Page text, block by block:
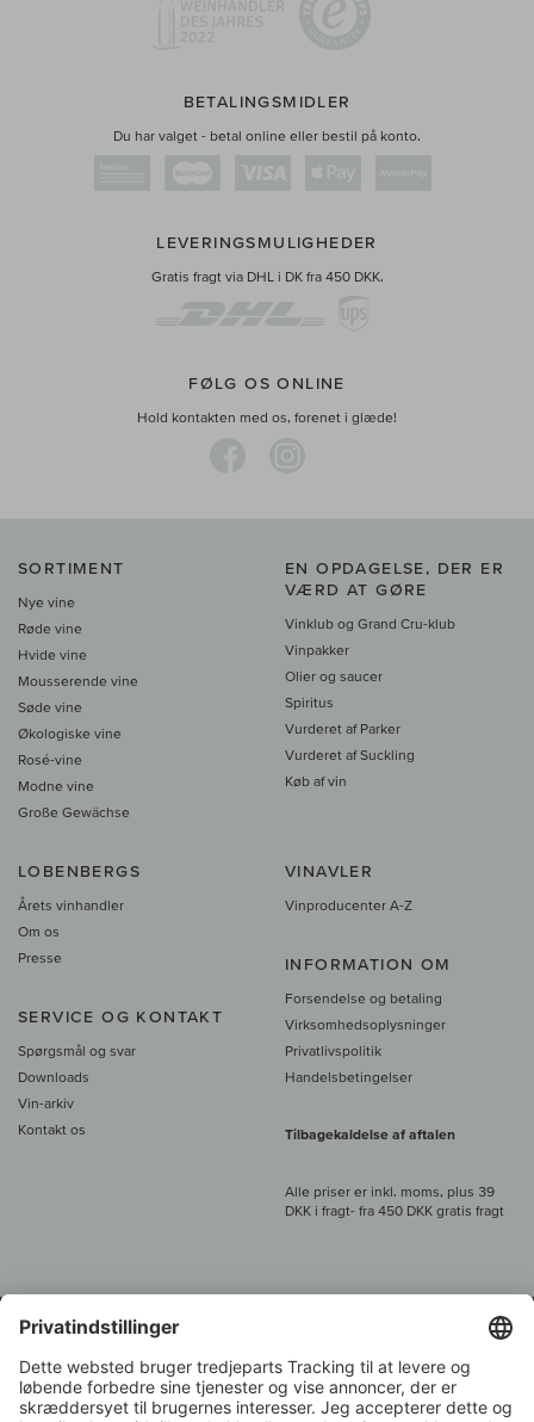
BETALINGSMIDLER
Du har valget - betal online eller bestil på konto.
LEVERINGSMULIGHEDER
Gratis fragt via DHL i DK fra 450 DKK.
FØLG OS ONLINE
Hold kontakten med os, forenet i glæde!
SORTIMENT
Nye vine
Røde vine
Hvide vine
Mousserende vine
Søde vine
Økologiske vine
Rosé-vine
Modne vine
Große Gewächse
EN OPDAGELSE, DER ER
VÆRD AT GØRE
Vinklub og Grand Cru-klub
Vinpakker
Olier og saucer
Spiritus
Vurderet af Parker
Vurderet af Suckling
Køb af vin
LOBENBERGS
Årets vinhandler
Om os
Presse
SERVICE OG KONTAKT
Spørgsmål og svar
Downloads
Vin-arkiv
Kontakt os
VINAVLER
Vinproducenter A-Z
INFORMATION OM
Forsendelse og betaling
Virksomhedsoplysninger
Privatlivspolitik
Handelsbetingelser
Tilbagekaldelse af aftalen
Alle priser er inkl. moms, plus 39
DKK i fragt- fra 450 DKK gratis fragt
Kundeservice:
+49 421 696 797-0